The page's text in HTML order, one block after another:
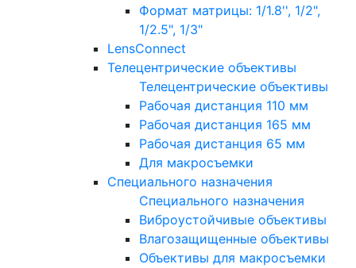
Формат матрицы: 1/1.8'', 1/2",
1/2.5", 1/3"
LensConnect
Телецентрические объективы
Телецентрические объективы
Рабочая дистанция 110 мм
Рабочая дистанция 165 мм
Рабочая дистанция 65 мм
Для макросъемки
Специального назначения
Специального назначения
Виброустойчивые объективы
Влагозащищенные объективы
Объективы для макросъемки